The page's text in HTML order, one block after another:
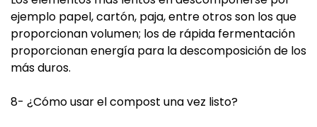
ejemplo papel, cartón, paja, entre otros son los que
proporcionan volumen; los de rápida fermentación
proporcionan energía para la descomposición de los
más duros.
8- ¿Cómo usar el compost una vez listo?